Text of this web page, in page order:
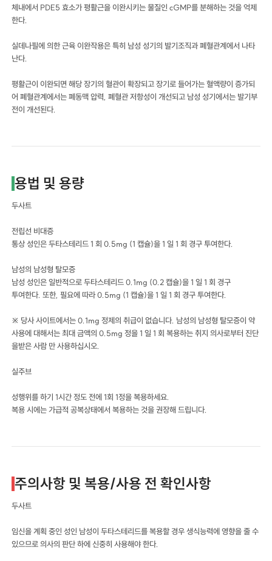
체내에서 PDE5 효소가 평활근을 이완시키는 물질인 cGMP를 분해하는 것을 억제
한다.
실데나필에 의한 근육 이완작용은 특히 남성 성기의 발기조직과 폐혈관계에서 나타
난다.
평활근이 이완되면 해당 장기의 혈관이 확장되고 장기로 들어가는 혈액량이 증가되
어 폐혈관계에서는 폐동맥 압력, 폐혈관 저항성이 개선되고 남성 성기에서는 발기부
전이 개선된다.
용법 및 용량
두사트
전립선 비대증
통상 성인은 두타스테리드 1 회 0.5mg (1 캡슐)을 1 일 1 회 경구 투여한다.
남성의 남성형 탈모증
남성 성인은 일반적으로 두타스테리드 0.1mg (0.2 캡슐)을 1 일 1 회 경구
투여한다. 또한, 필요에 따라 0.5mg (1 캡슐)을 1 일 1 회 경구 투여한다.
※ 당사 사이트에서는 0.1mg 정제의 취급이 없습니다. 남성의 남성형 탈모증이 약
사용에 대해서는 최대 금액의 0.5mg 정을 1 일 1 회 복용하는 취지 의사로부터 진단
을받은 사람 만 사용하십시오.
실주브
성행위를 하기 1시간 정도 전에 1회 1정을 복용하세요.
복용 시에는 가급적 공복상태에서 복용하는 것을 권장해 드립니다.
주의사항 및 복용/사용 전 확인사항
두사트
임신을 계획 중인 성인 남성이 두타스테리드를 복용할 경우 생식능력에 영향을 줄 수
있으므로 의사의 판단 하에 신중히 사용해야 한다.